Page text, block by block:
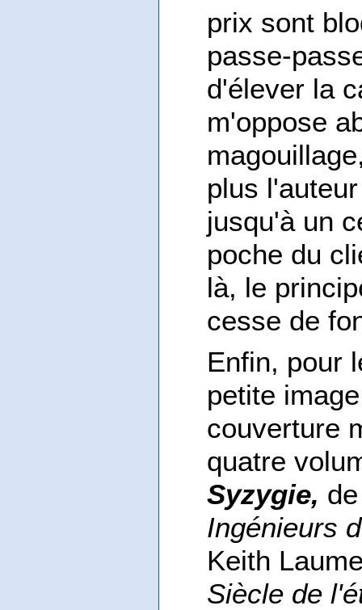
prix sont
passe-
d'élever la
m'oppose
plus
jusqu'à un
poche du
là, le
cesse de
Enfin, pour
petite
couverture
quatre
Syzygie,
Ingénieurs
Keith
Siècle de